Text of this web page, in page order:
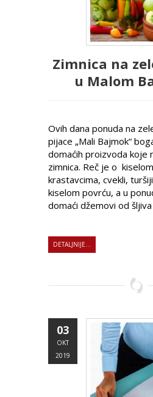
Zimnica na
u Malom
Ovih dana ponuda na
pijace „Mali Bajmok“
domaćih proizvoda koje
zimnica. Reč je o
krastavcima, cvekli,
kiselom povrću, a u
domaći džemovi od šljiva
DETALJNIJE...
03
OKT
2019